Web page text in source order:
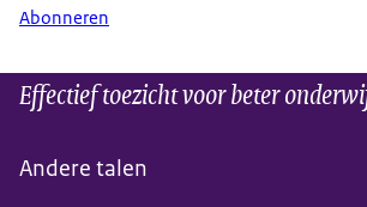
Abonneren
Effectief toezicht voor beter
Andere talen